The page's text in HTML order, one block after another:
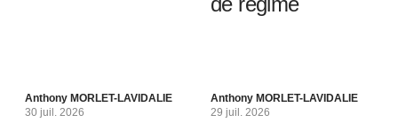
Anthony MORLET-LAVIDALIE
30 juil. 2026
Anthony MORLET-LAVIDALIE
29 juil. 2026